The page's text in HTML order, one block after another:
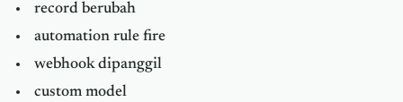
record berubah
automation rule fire
webhook dipanggil
custom model